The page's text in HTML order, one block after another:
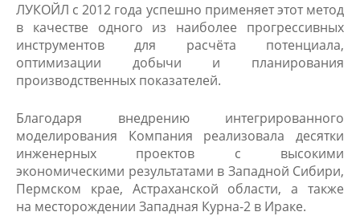
ЛУКОЙЛ с 2012 года успешно применяет этот метод
в качестве одного из наиболее прогрессивных
инструментов для расчёта потенциала,
оптимизации добычи и планирования
производственных показателей.
Благодаря внедрению интегрированного
моделирования Компания реализовала десятки
инженерных проектов с высокими
экономическими результатами в Западной Сибири,
Пермском крае, Астраханской области, а также
на месторождении Западная Курна-2 в Ираке.